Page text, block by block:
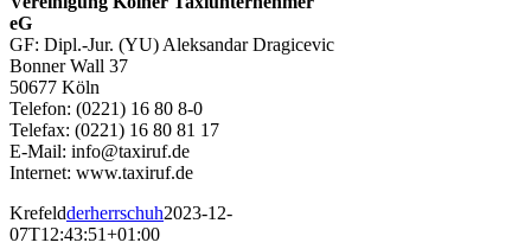
eG
GF: Dipl.-Jur. (YU) Aleksandar Dragicevic
Bonner Wall 37
50677 Köln
Telefon: (0221) 16 80 8-0
Telefax: (0221) 16 80 81 17
E-Mail: info@taxiruf.de
Internet: www.taxiruf.de
Krefeldderherrschuh2023-12-
07T12:43:51+01:00